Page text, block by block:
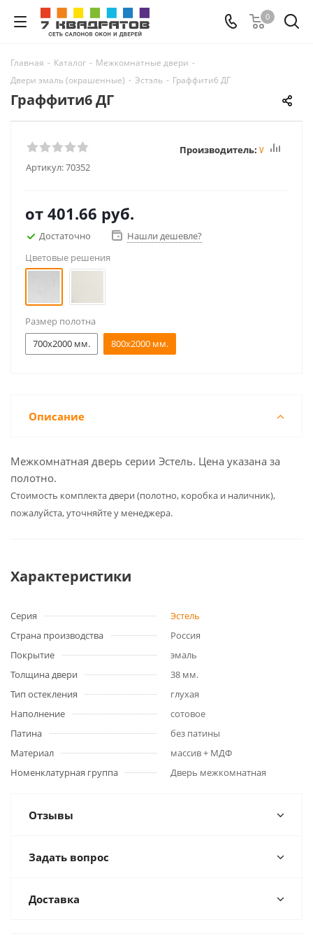
0
Главная - Каталог - Межкомнатные двери -
Двери эмаль (окрашенные) - Эстэль - Граффити6 ДГ
Граффити6 ДГ
Артикул:70352
Производитель: Winter
от 401.66 руб.
Достаточно
Нашли дешевле?
Цветовые решения
Размер полотна
700x2000 мм.
800x2000 мм.
Описание
Межкомнатная дверь серии Эстель. Цена указана за
полотно.
Cтоимость комплекта двери (полотно, коробка и наличник),
пожалуйста, уточняйте у менеджера.
Характеристики
Серия
Эстель
Страна производства
Россия
Покрытие
эмаль
Толщина двери
38 мм.
Тип остекления
глухая
Наполнение
сотовое
Патина
без патины
Материал
массив + МДФ
Номенклатурная группа
Дверь межкомнатная
Отзывы
Задать вопрос
Доставка